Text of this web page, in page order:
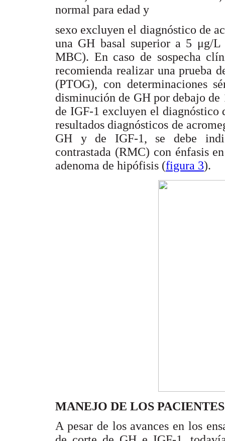
normal para edad y
sexo excluyen el diagnóstico de
una GH basal superior a 5 μg/L
MBC). En caso de sospecha
recomienda realizar una prueba
(PTOG), con determinaciones
disminución de GH por debajo de
de IGF-1 excluyen el diagnóstico
resultados diagnósticos de
GH y de IGF-1, se debe
contrastada (RMC) con énfasis
adenoma de hipófisis (figura 3).
MANEJO DE LOS
A pesar de los avances en los